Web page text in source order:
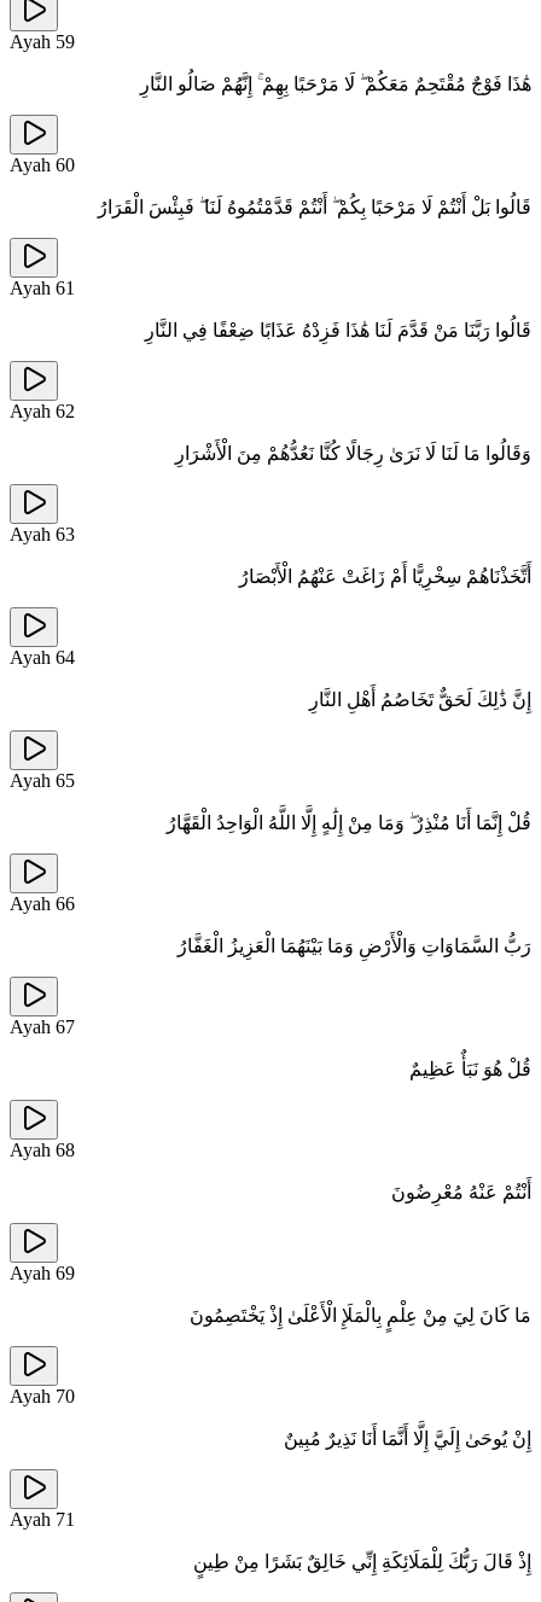
Ayah 59
هَٰذَا فَوْجٌ مُقْتَحِمٌ مَعَكُمْ ۖ لَا مَرْحَبًا بِهِمْ ۚ إِنَّهُمْ صَالُو النَّارِ
Ayah 60
قَالُوا بَلْ أَنْتُمْ لَا مَرْحَبًا بِكُمْ ۖ أَنْتُمْ قَدَّمْتُمُوهُ لَنَا ۖ فَبِئْسَ الْقَرَارُ
Ayah 61
قَالُوا رَبَّنَا مَنْ قَدَّمَ لَنَا هَٰذَا فَزِدْهُ عَذَابًا ضِعْفًا فِي النَّارِ
Ayah 62
وَقَالُوا مَا لَنَا لَا نَرَىٰ رِجَالًا كُنَّا نَعُدُّهُمْ مِنَ الْأَشْرَارِ
Ayah 63
أَتَّخَذْنَاهُمْ سِخْرِيًّا أَمْ زَاغَتْ عَنْهُمُ الْأَبْصَارُ
Ayah 64
إِنَّ ذَٰلِكَ لَحَقٌّ تَخَاصُمُ أَهْلِ النَّارِ
Ayah 65
قُلْ إِنَّمَا أَنَا مُنْذِرٌ ۖ وَمَا مِنْ إِلَٰهٍ إِلَّا اللَّهُ الْوَاحِدُ الْقَهَّارُ
Ayah 66
رَبُّ السَّمَاوَاتِ وَالْأَرْضِ وَمَا بَيْنَهُمَا الْعَزِيزُ الْغَفَّارُ
Ayah 67
قُلْ هُوَ نَبَأٌ عَظِيمٌ
Ayah 68
أَنْتُمْ عَنْهُ مُعْرِضُونَ
Ayah 69
مَا كَانَ لِيَ مِنْ عِلْمٍ بِالْمَلَإِ الْأَعْلَىٰ إِذْ يَخْتَصِمُونَ
Ayah 70
إِنْ يُوحَىٰ إِلَيَّ إِلَّا أَنَّمَا أَنَا نَذِيرٌ مُبِينٌ
Ayah 71
إِذْ قَالَ رَبُّكَ لِلْمَلَائِكَةِ إِنِّي خَالِقٌ بَشَرًا مِنْ طِينٍ